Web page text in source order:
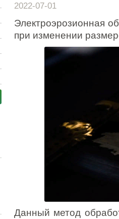
2022-07-01
Электроэрозионная
при изменении
Данный метод